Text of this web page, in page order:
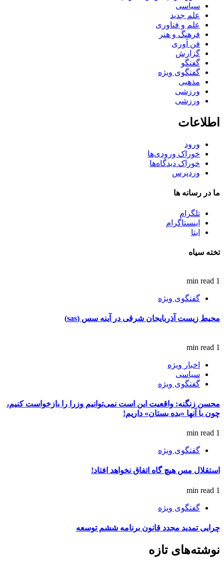
سیاسی
علم جدید
علم و فناوری
فرهنگ و هنر
فن آوری
گزارش
گفتگو
گفتگوی ویژه
مذهبی
ورزشی
ورزشی
اطلاعات
ورود
خوراک ورودی‌ها
خوراک دیدگاه‌ها
وردپرس
ما در رسانه ها
تلگرام
اینستاگرام
ایتا
تخته سیاه
1 min read
گفتگوی ویژه
محیط زیست آذربایجان شرقی در آینه سس (sas)
1 min read
اخبار ویژه
سیاسی
گفتگوی ویژه
محسن زنگنه: واقعیت این است نمی‌توانیم وزرا را بازخواست کنیم،
چون با آنها «بده بستان» داریم!
1 min read
گفتگوی ویژه
استقلال مس هیچ گاه اتفاق نخواهد افتاد!
1 min read
گفتگوی ویژه
چرایی تمدید مجدد قانون برنامه ششم توسعه
نوشته‌های تازه